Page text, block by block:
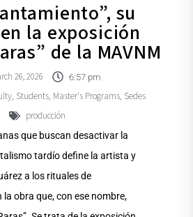
su
la exposición
de la MAVNM
26, 2026 6:57 pm
, Students, Master's Programs, Sedes
producción
que buscan desactivar la
tardío define la artista y
a los rituales de
obra que, con ese nombre,